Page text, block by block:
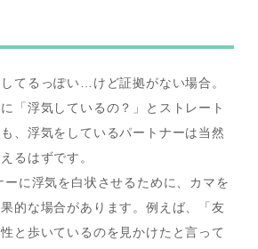
てるっぽい…けど証拠がない場合。
「浮気しているの？」とストレート
、浮気をしているパートナーは当然
るはずです。
ーに浮気を白状させるために、カマを
的な場合があります。例えば、「友
と歩いているのを見かけたと言って